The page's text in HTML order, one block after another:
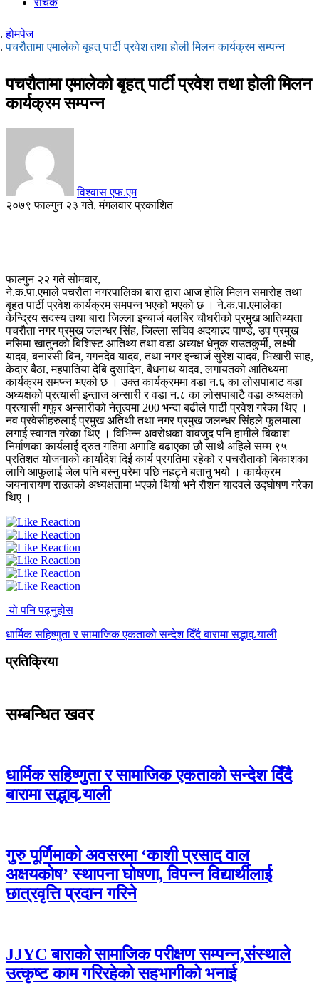
रोचक
होमपेज
पचरौतामा एमालेको बृहत् पार्टी प्रवेश तथा होली मिलन कार्यक्रम सम्पन्न
पचरौतामा एमालेको बृहत् पार्टी प्रवेश तथा होली मिलन
कार्यक्रम सम्पन्न
विश्वास एफ.एम
२०७९ फाल्गुन २३ गते, मंगलवार प्रकाशित
फाल्गुन २२ गते सोमबार,
ने.क.पा.एमाले पचरौता नगरपालिका बारा द्वारा आज होलि मिलन समारोह तथा
बृहत पार्टी प्रवेश कार्यक्रम समपन्न भएको भएको छ । ने.क.पा.एमालेका
केन्द्रिय सदस्य तथा बारा जिल्ला इन्चार्ज बलबिर चौधरीको प्रमुख आतिथ्यता
पचरौता नगर प्रमुख जलन्धर सिंह, जिल्ला सचिव अदयान्न्द पाण्डे, उप प्रमुख
नसिमा खातुनको बिशिस्ट आतिथ्य तथा वडा अध्यक्ष धेनुक राउतकुर्मी, लक्ष्मी
यादव, बनारसी बिन, गगनदेव यादव, तथा नगर इन्चार्ज सुरेश यादव, भिखारी साह,
केदार बैठा, महपातिया देबि दुसादिन, बैधनाथ यादव, लगायतको आतिथ्यमा
कार्यक्रम समप्न्न भएको छ । उक्त कार्यक्रममा वडा न.६ का लोसपाबाट वडा
अध्यक्षको प्रत्यासी इन्ताज अन्सारी र वडा न.८ का लोसपाबाटै वडा अध्यक्षको
प्रत्यासी गफुर अन्सारीको नेतृत्वमा 200 भन्दा बढीले पार्टी प्रवेश गरेका थिए ।
नव प्रवेसीहरुलाई प्रमुख अतिथी तथा नगर प्रमुख जलन्धर सिंहले फूलमाला
लगाई स्वागत गरेका थिए । विभिन्न अवरोधका वावजुद पनि हामीले बिकाश
निर्माणका कार्यलाई द्रुत गतिमा अगाडि बढाएका छौ साथै अहिले सम्म ९५
प्रतिशत योजनाको कार्यादेश दिई कार्य प्रगतिमा रहेको र पचरौताको बिकाशका
लागि आफुलाई जेल पनि बस्नु परेमा पछि नहट्ने बतानु भयो । कार्यक्रम
जयनारायण राउतको अध्यक्षतामा भएको थियो भने रौशन यादवले उद्घोषण गरेका
थिए ।
यो पनि पढ्नुहोस
धार्मिक सहिष्णुता र सामाजिक एकताको सन्देश दिँदै बारामा सद्भाव र्‍याली
प्रतिक्रिया
सम्बन्धित खवर
धार्मिक सहिष्णुता र सामाजिक एकताको सन्देश दिँदै
बारामा सद्भाव र्‍याली
गुरु पूर्णिमाको अवसरमा ‘काशी प्रसाद वाल
अक्षयकोष’ स्थापना घोषणा, विपन्न विद्यार्थीलाई
छात्रवृत्ति प्रदान गरिने
JJYC बाराको सामाजिक परीक्षण सम्पन्न,संस्थाले
उत्कृष्ट काम गरिरहेको सहभागीको भनाई